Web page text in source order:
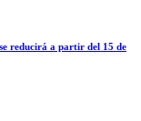
reducirá a partir del 15 de